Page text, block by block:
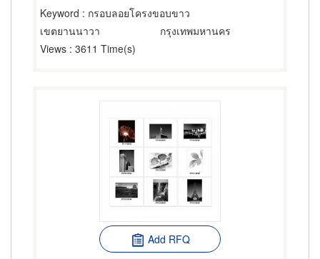
Keyword : กรอบลอยโครงขอบขาว
เขตยานนาวา
กรุงเทพมหานคร
Views : 3611 Time(s)
Add RFQ